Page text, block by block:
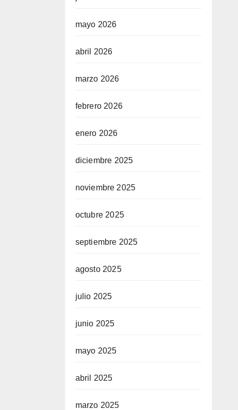
mayo 2026
abril 2026
marzo 2026
febrero 2026
enero 2026
diciembre 2025
noviembre 2025
octubre 2025
septiembre 2025
agosto 2025
julio 2025
junio 2025
mayo 2025
abril 2025
marzo 2025